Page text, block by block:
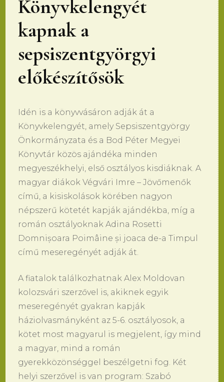
Könyvkelengyét
kapnak a
sepsiszentgyörgyi
előkészítősök
Idén is a könyvvásáron adják át a
Könyvkelengyét, amely Sepsiszentgyörgy
Önkormányzata és a Bod Péter Megyei
Könyvtár közös ajándéka minden
megyeszékhelyi, első osztályos kisdiáknak. A
magyar diákok Végvári Imre – Jövőmenők
című, a kisiskolások körében nagyon
népszerű kötetét kapják ajándékba, míg a
román osztályoknak Adina Rosetti
Domnișoara Poimâine și joaca de-a Timpul
című meseregényét adják át.
A fiatalok találkozhatnak Alex Moldovan
kolozsvári szerzővel is, akiknek egyik
meseregényét gyakran kapják
háziolvasmányként az 5-6. osztályosok, a
kötet most magyarul is megjelent, így mind
a magyar, mind a román
gyerekközönséggel beszélgetni fog. Két
helyi szerzővel is van program: Szabó